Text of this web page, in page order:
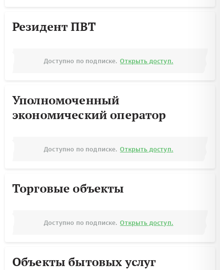
Резидент ПВТ
Доступно по подписке. Открыть доступ.
Уполномоченный
экономический оператор
Доступно по подписке. Открыть доступ.
Торговые объекты
Доступно по подписке. Открыть доступ.
Объекты бытовых услуг